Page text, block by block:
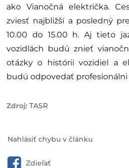
ako Vianočná električka.
zviesť najbližší a posledný
10.00 do 15.00 h. Aj tieto
vozidlách budú znieť
otázky o histórii vozidiel a
budú odpovedať profesionálni
TASR
Nahlásiť chybu v článku
Zdieľať